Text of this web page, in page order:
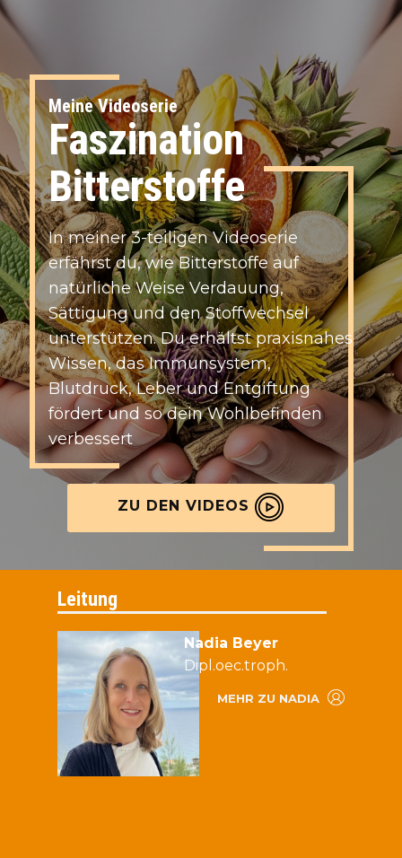
ZU DEN VIDEOS
Meine Videoserie
Faszination
Bitterstoffe
I​n meiner 3-teiligen Videoserie
erfährst du, wie Bitterstoffe auf
natürliche Weise Verdauung,
Sättigung und den Stoffwechsel
unterstützen. Du erhältst praxisnahes
Wissen, das Immunsystem,
Blutdruck, Leber und Entgiftung
fördert und so dein Wohlbefinden
verbessert
Leitung
Nadia Beyer
Dipl.oec.troph.
MEHR ZU NADIA